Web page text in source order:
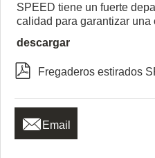
SPEED tiene un fuerte
calidad para garantizar
descargar
 Fregaderos estirados
 Email